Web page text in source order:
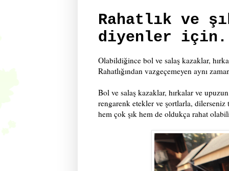
Rahatlık ve
diyenler
Olabildiğince bol ve salaş kazaklar,
Rahatlığından vazgeçemeyen aynı
Bol ve salaş kazaklar, hırkalar ve
rengarenk etekler ve şortlarla,
hem çok şık hem de oldukça rahat